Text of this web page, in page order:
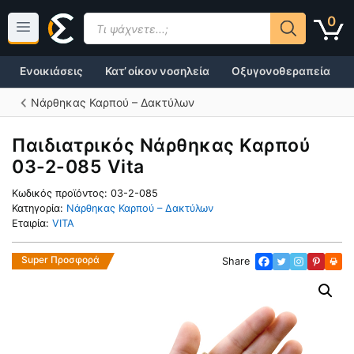
περιεχόμενο
0
Products
search
Κατ’ οίκον νοσηλεία Οξυγονοθεραπεία
Ενοικιάσεις
Νάρθηκας Καρπού – Δακτύλων
Παιδιατρικός Νάρθηκας Καρπού
03-2-085 Vita
Κωδικός προϊόντος: 03-2-085
Κατηγορία: Νάρθηκας Καρπού – Δακτύλων
Εταιρία: VITA
Share
Super Προσφορά